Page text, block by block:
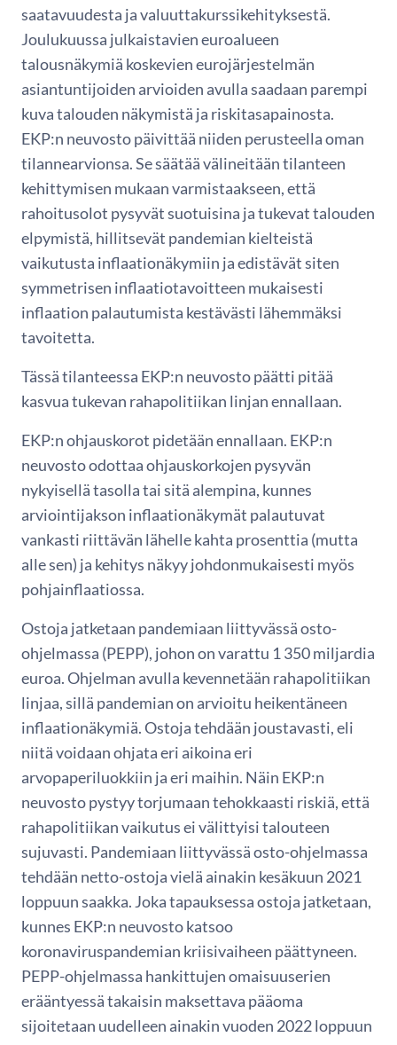
saatavuudesta ja valuuttakurssikehityksestä.
Joulukuussa julkaistavien euroalueen
talousnäkymiä koskevien eurojärjestelmän
asiantuntijoiden arvioiden avulla saadaan parempi
kuva talouden näkymistä ja riskitasapainosta.
EKP:n neuvosto päivittää niiden perusteella oman
tilannearvionsa. Se säätää välineitään tilanteen
kehittymisen mukaan varmistaakseen, että
rahoitusolot pysyvät suotuisina ja tukevat talouden
elpymistä, hillitsevät pandemian kielteistä
vaikutusta inflaationäkymiin ja edistävät siten
symmetrisen inflaatiotavoitteen mukaisesti
inflaation palautumista kestävästi lähemmäksi
tavoitetta.
Tässä tilanteessa EKP:n neuvosto päätti pitää
kasvua tukevan rahapolitiikan linjan ennallaan.
EKP:n ohjauskorot pidetään ennallaan. EKP:n
neuvosto odottaa ohjauskorkojen pysyvän
nykyisellä tasolla tai sitä alempina, kunnes
arviointijakson inflaationäkymät palautuvat
vankasti riittävän lähelle kahta prosenttia (mutta
alle sen) ja kehitys näkyy johdonmukaisesti myös
pohjainflaatiossa.
Ostoja jatketaan pandemiaan liittyvässä osto-
ohjelmassa (PEPP), johon on varattu 1 350 miljardia
euroa. Ohjelman avulla kevennetään rahapolitiikan
linjaa, sillä pandemian on arvioitu heikentäneen
inflaationäkymiä. Ostoja tehdään joustavasti, eli
niitä voidaan ohjata eri aikoina eri
arvopaperiluokkiin ja eri maihin. Näin EKP:n
neuvosto pystyy torjumaan tehokkaasti riskiä, että
rahapolitiikan vaikutus ei välittyisi talouteen
sujuvasti. Pandemiaan liittyvässä osto-ohjelmassa
tehdään netto-ostoja vielä ainakin kesäkuun 2021
loppuun saakka. Joka tapauksessa ostoja jatketaan,
kunnes EKP:n neuvosto katsoo
koronaviruspandemian kriisivaiheen päättyneen.
PEPP-ohjelmassa hankittujen omaisuuserien
erääntyessä takaisin maksettava pääoma
sijoitetaan uudelleen ainakin vuoden 2022 loppuun